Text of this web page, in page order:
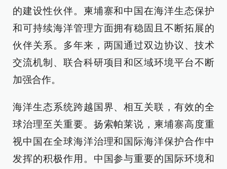
的建设性伙伴。柬埔寨和中国在海洋生态保护
和可持续海洋管理方面拥有稳固且不断拓展的
伙伴关系。多年来，两国通过双边协议、技术
交流机制、联合科研项目和区域环境平台不断
加强合作。
海洋生态系统跨越国界、相互关联，有效的全
球治理至关重要。扬索帕莱说，柬埔寨高度重
视中国在全球海洋治理和国际海洋保护合作中
发挥的积极作用。中国参与重要的国际环境和